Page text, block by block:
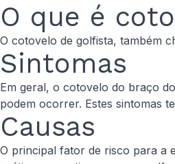
O que é
O cotovelo de golfista, também
Sintomas
Em geral, o cotovelo do braço
podem ocorrer. Estes sintomas
Causas
O principal fator de risco para a